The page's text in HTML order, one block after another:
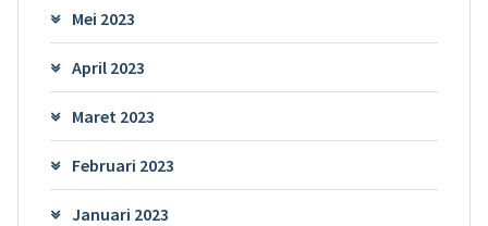
Mei 2023
April 2023
Maret 2023
Februari 2023
Januari 2023